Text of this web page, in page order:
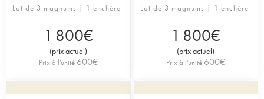
Lot de 3 magnums | 1 enchère
1 800€
(prix actuel)
Prix à l'unité 600€
Lot de 3 magnums | 1 enchère
1 800€
(prix actuel)
Prix à l'unité 600€